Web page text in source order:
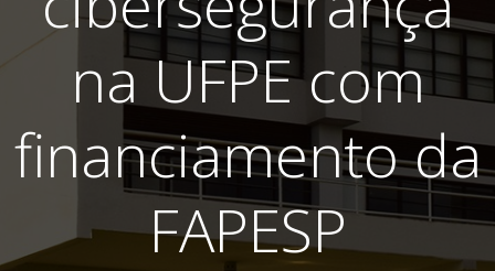
na UFPE com
financiamento da
FAPESP